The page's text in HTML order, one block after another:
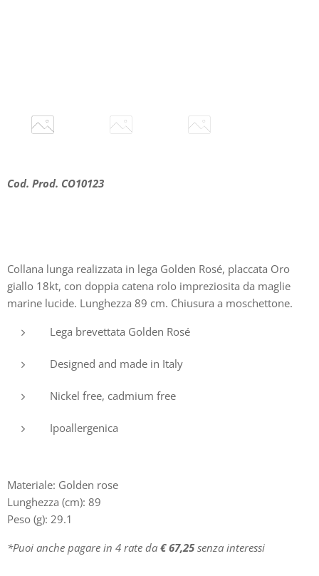
Cod. Prod. CO10123
Collana lunga realizzata in lega Golden Rosé, placcata Oro
giallo 18kt, con doppia catena rolo impreziosita da maglie
marine lucide. Lunghezza 89 cm. Chiusura a moschettone.
Lega brevettata Golden Rosé
Designed and made in Italy
Nickel free, cadmium free
Ipoallergenica
Materiale: Golden rose
Lunghezza (cm): 89
Peso (g): 29.1
*Puoi anche pagare in 4 rate da € 67,25senza interessi